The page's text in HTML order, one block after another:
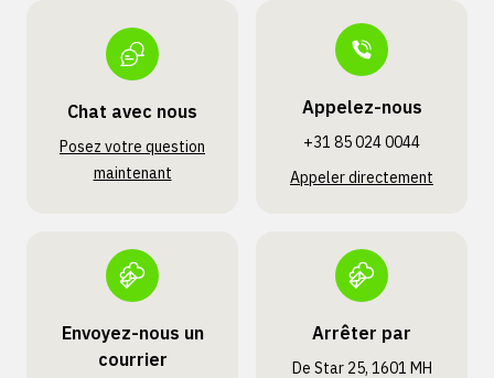
Chat avec nous
Posez votre question
maintenant
Appelez-nous
+31 85 024 0044
Appeler directement
Envoyez-nous un
courrier
Arrêter par
De Star 25, 1601 MH